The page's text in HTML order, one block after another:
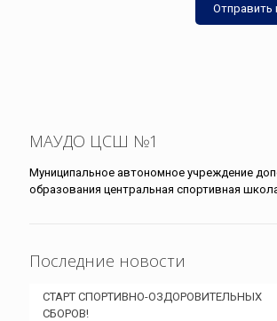
МАУДО ЦСШ №1
Муниципальное автономное учреждение
образования центральная спортивная
Последние новости
СТАРТ СПОРТИВНО-ОЗДОРОВИТЕЛЬНЫХ
СБОРОВ!